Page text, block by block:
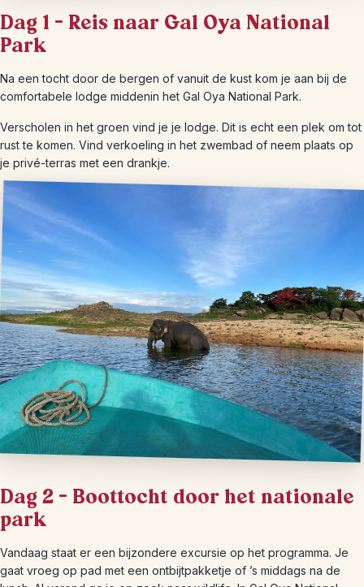
Dag 1 – Reis naar Gal Oya National
Park
Na een tocht door de bergen of vanuit de kust kom je aan bij de
comfortabele lodge middenin het Gal Oya National Park.
Verscholen in het groen vind je je lodge. Dit is echt een plek om tot
rust te komen. Vind verkoeling in het zwembad of neem plaats op
je privé-terras met een drankje.
Dag 2 – Boottocht door het nationale
park
Vandaag staat er een bijzondere excursie op het programma. Je
gaat vroeg op pad met een ontbijtpakketje of ’s middags na de